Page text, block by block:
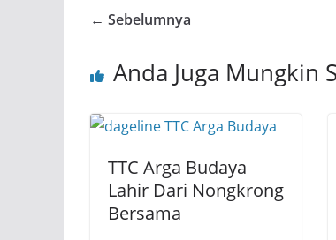
← Sebelumnya
Anda Juga Mungkin
TTC Arga Budaya
Lahir Dari Nongkrong
Bersama